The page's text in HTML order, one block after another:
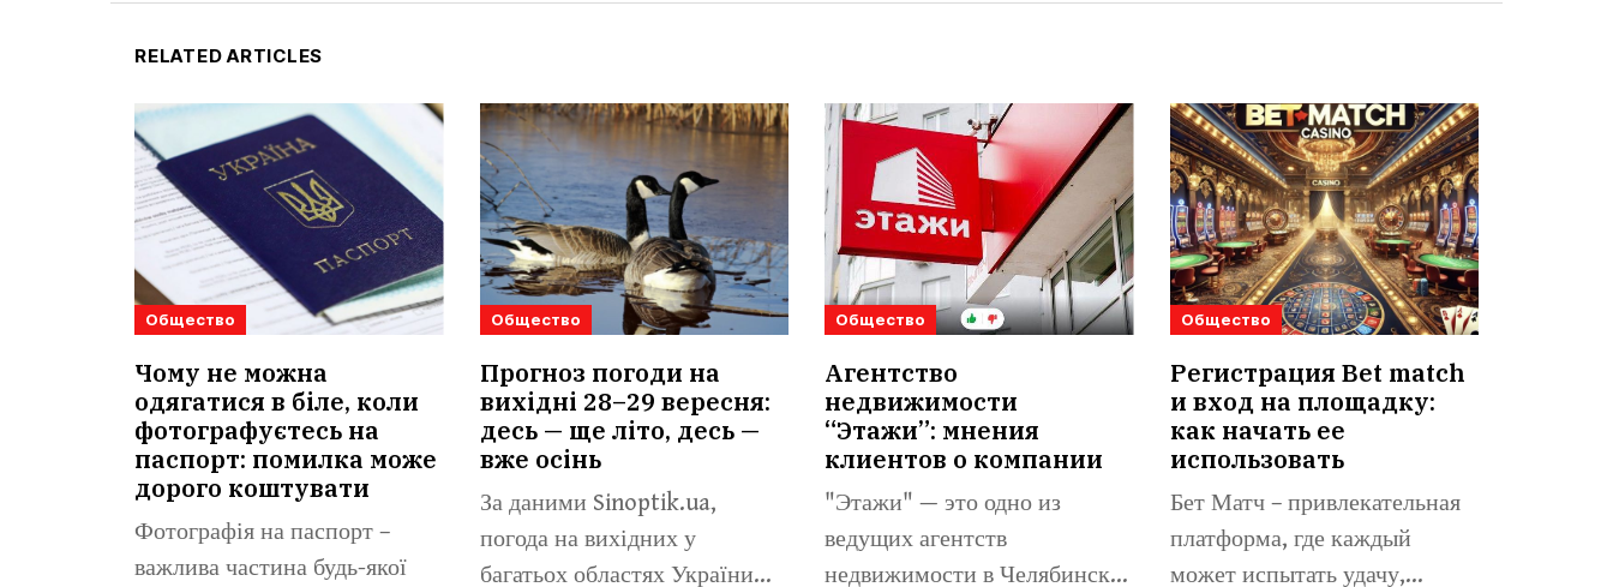
RELATED ARTICLES
Общество
Чому не можна
одягатися в біле, коли
фотографуєтесь на
паспорт: помилка може
дорого коштувати
Фотографія на паспорт –
важлива частина будь-якої
Общество
Прогноз погоди на
вихідні 28–29 вересня:
десь — ще літо, десь —
вже осінь
За даними Sinoptik.ua,
погода на вихідних у
багатьох областях України
Общество
Агентство
недвижимости
“Этажи”: мнения
клиентов о компании
"Этажи" — это одно из
ведущих агентств
недвижимости в Челябинске,
Общество
Регистрация Bet match
и вход на площадку:
как начать ее
использовать
Бет Матч – привлекательная
платформа, где каждый
может испытать удачу,